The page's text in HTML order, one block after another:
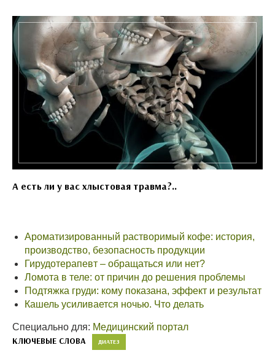
А есть ли у вас хлыстовая травма?..
Ароматизированный растворимый кофе: история,
производство, безопасность продукции
Гирудотерапевт – обращаться или нет?
Ломота в теле: от причин до решения проблемы
Подтяжка груди: кому показана, эффект и результат
Кашель усиливается ночью. Что делать
Специально для: Медицинский портал
КЛЮЧЕВЫЕ СЛОВА ДИАТЕЗ